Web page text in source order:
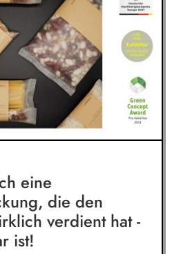
eine
die den
verdient hat -
ist!